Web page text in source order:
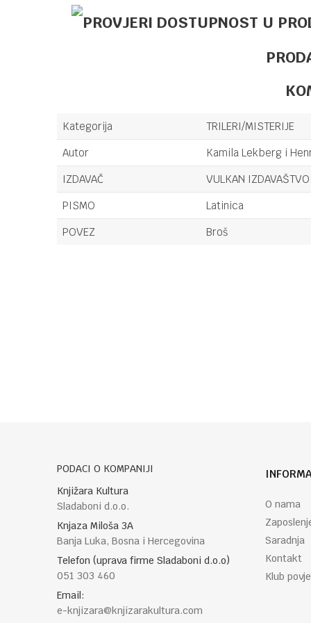
Kategorija
TRILERI/MISTERIJE
Autor
Kamila Lekberg i
IZDAVAČ
VULKAN IZDAVAŠTVO
PISMO
Latinica
POVEZ
Broš
PODACI O KOMPANIJI
Knjižara Kultura
Sladaboni d.o.o.
Knjaza Miloša 3A
Banja Luka, Bosna i Hercegovina
Telefon (uprava firme Sladaboni d.o.o)
051 303 460
Email:
e-knjizara@knjizarakultura.com
O nama
Saradnja
Kontakt
Klub